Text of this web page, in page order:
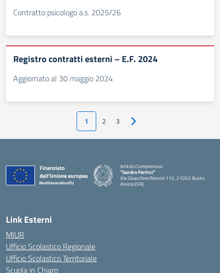
Contratto psicologo a.s. 2025/26
Registro contratti esterni – E.F. 2024
Aggiornato al 30 maggio 2024
1 2 3 Pagina successiva
Istituto Comprensivo
"Sandro Pertini"
Via Gioacchino Rossini 115, 21052 Busto
Arsizio (VA)
Link Esterni
MIUR
Ufficio Scolastico Regionale
Ufficio Scolastico Territoriale
Scuola in Chiaro